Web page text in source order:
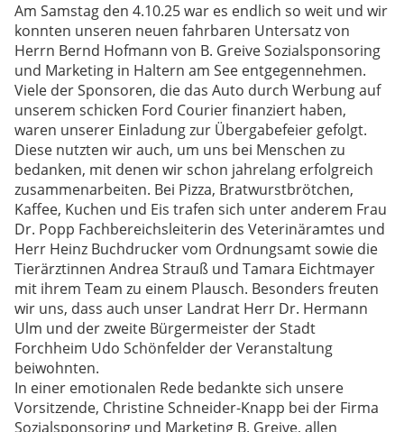
Am Samstag den 4.10.25 war es endlich so weit und wir
konnten unseren neuen fahrbaren Untersatz von
Herrn Bernd Hofmann von B. Greive Sozialsponsoring
und Marketing in Haltern am See entgegennehmen.
Viele der Sponsoren, die das Auto durch Werbung auf
unserem schicken Ford Courier finanziert haben,
waren unserer Einladung zur Übergabefeier gefolgt.
Diese nutzten wir auch, um uns bei Menschen zu
bedanken, mit denen wir schon jahrelang erfolgreich
zusammenarbeiten. Bei Pizza, Bratwurstbrötchen,
Kaffee, Kuchen und Eis trafen sich unter anderem Frau
Dr. Popp Fachbereichsleiterin des Veterinäramtes und
Herr Heinz Buchdrucker vom Ordnungsamt sowie die
Tierärztinnen Andrea Strauß und Tamara Eichtmayer
mit ihrem Team zu einem Plausch. Besonders freuten
wir uns, dass auch unser Landrat Herr Dr. Hermann
Ulm und der zweite Bürgermeister der Stadt
Forchheim Udo Schönfelder der Veranstaltung
beiwohnten.
In einer emotionalen Rede bedankte sich unsere
Vorsitzende, Christine Schneider-Knapp bei der Firma
Sozialsponsoring und Marketing B. Greive, allen